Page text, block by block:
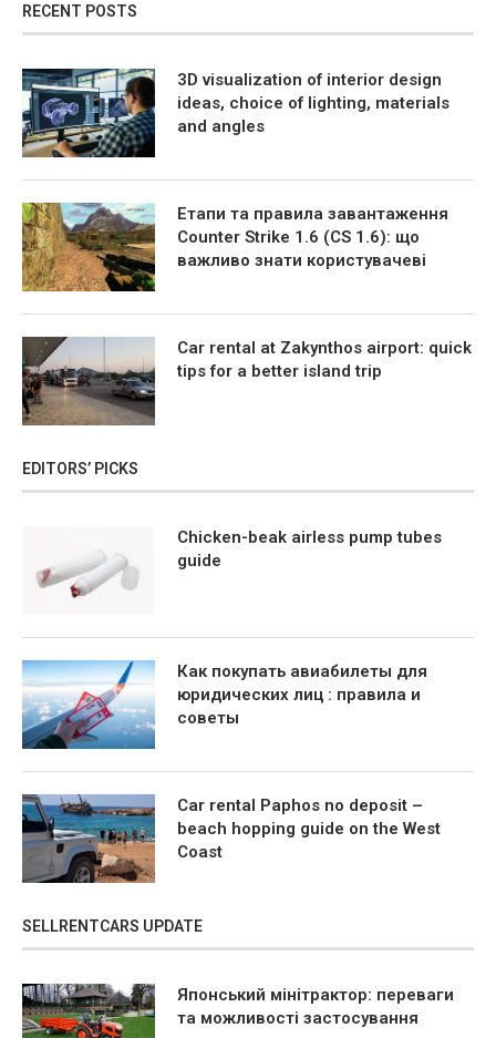
RECENT POSTS
3D visualization of interior design
ideas, choice of lighting, materials
and angles
Етапи та правила завантаження
Counter Strike 1.6 (CS 1.6): що
важливо знати користувачеві
Car rental at Zakynthos airport: quick
tips for a better island trip
EDITORS’ PICKS
Chicken-beak airless pump tubes
guide
Как покупать авиабилеты для
юридических лиц : правила и
советы
Car rental Paphos no deposit –
beach hopping guide on the West
Coast
SELLRENTCARS UPDATE
Японський мінітрактор: переваги
та можливості застосування